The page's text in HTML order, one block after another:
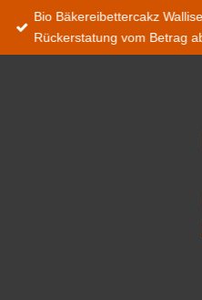
Zum
Hauptinhalt
Bio Bäkereibettercakz
Rückerstatung vom Betrag